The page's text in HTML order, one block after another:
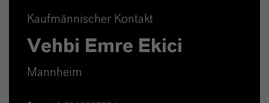
Kaufmännischer Kontakt
Vehbi Emre Ekici
Mannheim